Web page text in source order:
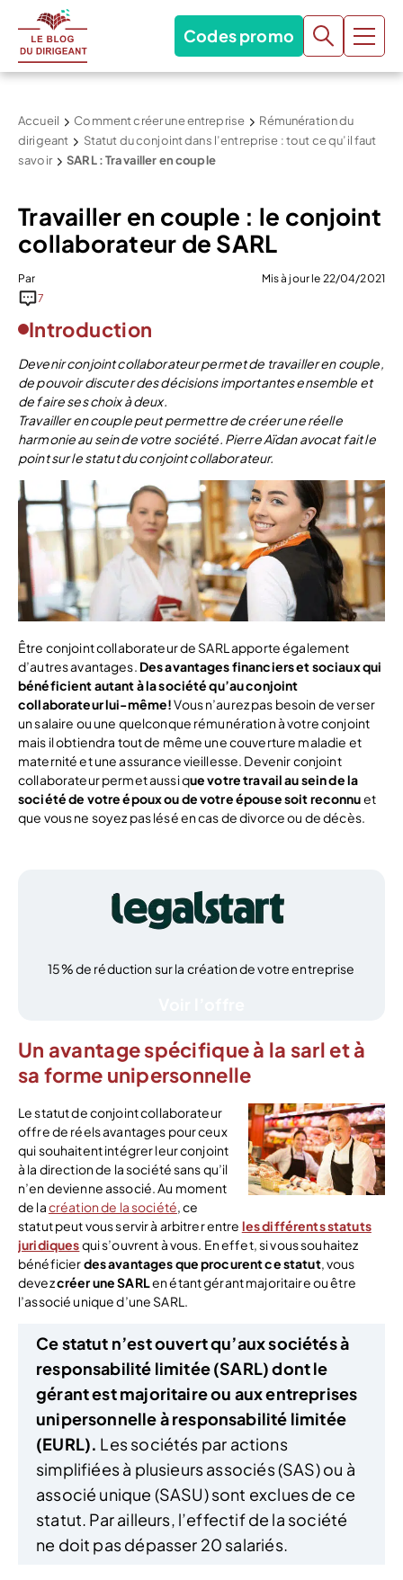
Codes promo
Accueil Comment créer une entreprise
Rémunération du
dirigeant
Statut du conjoint dans l’entreprise : tout ce qu’il faut
savoir
SARL : Travailler en couple
Travailler en couple : le conjoint
collaborateur de SARL
Par
Mis à jour le 22/04/2021
7
Introduction
Devenir conjoint collaborateur permet de travailler en couple,
de pouvoir discuter des décisions importantes ensemble et
de faire ses choix à deux.
Travailler en couple peut permettre de créer une réelle
harmonie au sein de votre société. Pierre Aïdan avocat fait le
point sur le statut du conjoint collaborateur.
Être conjoint collaborateur de SARL apporte également
d’autres avantages. Des avantages financiers et sociaux qui
bénéficient autant à la société qu’au conjoint
collaborateur lui-même!Vous n’aurez pas besoin de verser
un salaire ou une quelconque rémunération à votre conjoint
mais il obtiendra tout de même une couverture maladie et
maternité et une assurance vieillesse. Devenir conjoint
collaborateur permet aussi que votre travail au sein de la
société de votre époux ou de votre épouse soit reconnuet
que vous ne soyez pas lésé en cas de divorce ou de décès.
15% de réduction sur la création de votre entreprise
Un avantage spécifique à la sarl et à
sa forme unipersonnelle
Le statut de conjoint collaborateur
offre de réels avantages pour ceux
qui souhaitent intégrer leur conjoint
à la direction de la société sans qu’il
n’en devienne associé. Au moment
de lacréation de la société, ce
statut peut vous servir à arbitrer entre les différents statuts
juridiquesqui s’ouvrent à vous. En effet, si vous souhaitez
bénéficierdes avantages que procurent ce statut, vous
devezcréer une SARLen étant gérant majoritaire ou être
l’associé unique d’une SARL.
Ce statut n’est ouvert qu’aux sociétés à
responsabilité limitée (SARL) dont le
gérant est majoritaire ou aux entreprises
unipersonnelle à responsabilité limitée
(EURL). Les sociétés par actions
simplifiées à plusieurs associés (SAS) ou à
associé unique (SASU) sont exclues de ce
statut. Par ailleurs, l’effectif de la société
ne doit pas dépasser 20 salariés.